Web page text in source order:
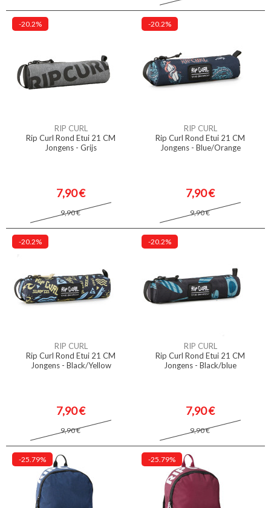
-20.2%
RIP CURL
Rip Curl Rond Etui 21 CM
Jongens - Grijs
7,90 €
9,90 €
-20.2%
RIP CURL
Rip Curl Rond Etui 21 CM
Jongens - Blue/Orange
7,90 €
9,90 €
-20.2%
RIP CURL
Rip Curl Rond Etui 21 CM
Jongens - Black/Yellow
7,90 €
9,90 €
-20.2%
RIP CURL
Rip Curl Rond Etui 21 CM
Jongens - Black/blue
7,90 €
9,90 €
-25.79% -25.79%